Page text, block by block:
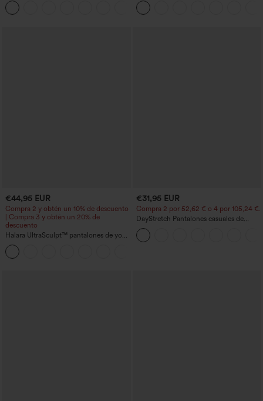
ancha y efecto lavado, estilo casual
€44,95 EUR
Compra 2 y obtén un 10% de descuento
| Compra 3 y obtén un 20% de
descuento
Halara UltraSculpt™ pantalones de yoga
holgados de talle alto con control
abdominal, rayas color block y bolsillos
€31,95 EUR
Compra 2 por 52,62 € o 4 por 105,24 €.
DayStretch Pantalones casuales de
cintura alta con pernera tipo barril y
bolsillos